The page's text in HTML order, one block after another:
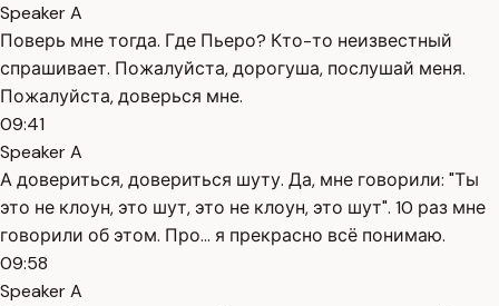
Speaker A
Поверь мне тогда. Где Пьеро? Кто-то неизвестный
спрашивает. Пожалуйста, дорогуша, послушай меня.
Пожалуйста, доверься мне.
09:41
Speaker A
А довериться, довериться шуту. Да, мне говорили: "Ты
это не клоун, это шут, это не клоун, это шут". 10 раз мне
говорили об этом. Про... я прекрасно всё понимаю.
09:58
Speaker A